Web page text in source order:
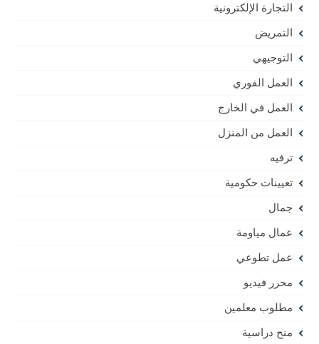
التجارة الإلكترونية
التمريض
التوجيهي
العمل الفوري
العمل في الخارج
العمل من المنزل
ترفيه
تعيينات حكومية
جمال
عمال مياومة
عمل تطوعي
محرر فيديو
مطلوب معلمين
منح دراسية